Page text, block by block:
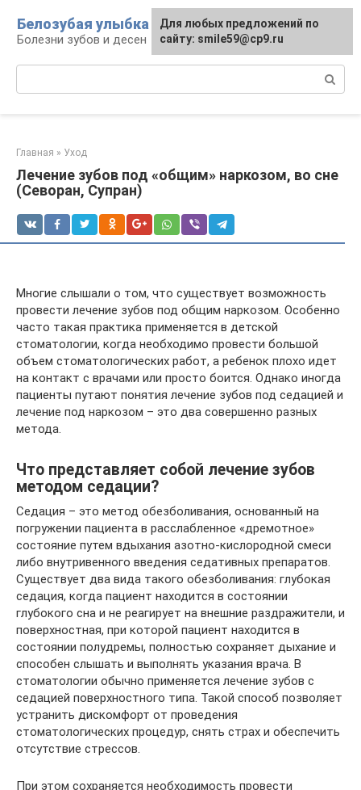
контенту
Белозубая улыбка
Болезни зубов и десен
Главная » Уход
Лечение зубов под «общим» наркозом, во сне
(Севоран, Супран)
Многие слышали о том, что существует возможность
провести лечение зубов под общим наркозом. Особенно
часто такая практика применяется в детской
стоматологии, когда необходимо провести большой
объем стоматологических работ, а ребенок плохо идет
на контакт с врачами или просто боится. Однако иногда
пациенты путают понятия лечение зубов под седацией и
лечение под наркозом – это два совершенно разных
метода.
Что представляет собой лечение зубов
методом седации?
Седация – это метод обезболивания, основанный на
погружении пациента в расслабленное «дремотное»
состояние путем вдыхания азотно-кислородной смеси
либо внутривенного введения седативных препаратов.
Существует два вида такого обезболивания: глубокая
седация, когда пациент находится в состоянии
глубокого сна и не реагирует на внешние раздражители, и
поверхностная, при которой пациент находится в
состоянии полудремы, полностью сохраняет дыхание и
способен слышать и выполнять указания врача. В
стоматологии обычно применяется лечение зубов с
седацией поверхностного типа. Такой способ позволяет
устранить дискомфорт от проведения
стоматологических процедур, снять страх и обеспечить
отсутствие стрессов.
При этом сохраняется необходимость провести
Для любых предложений по
сайту: smile59@cp9.ru